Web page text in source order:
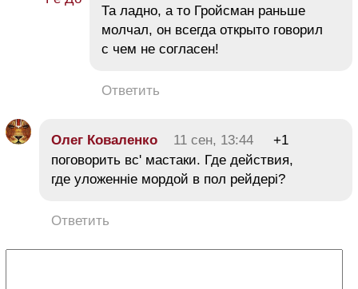
Та ладно, а то Гройсман раньше
молчал, он всегда открыто говорил
с чем не согласен!
Ответить
Олег Коваленко 11 сен, 13:44
+1
поговорить вс' мастаки. Где действия,
где уложенніе мордой в пол рейдері?
Ответить